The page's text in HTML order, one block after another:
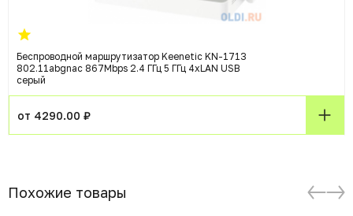
Беспроводной маршрутизатор Keenetic KN-1713
802.11abgnac 867Mbps 2.4 ГГц 5 ГГц 4xLAN USB
серый
от 4290.00 ₽
Похожие товары